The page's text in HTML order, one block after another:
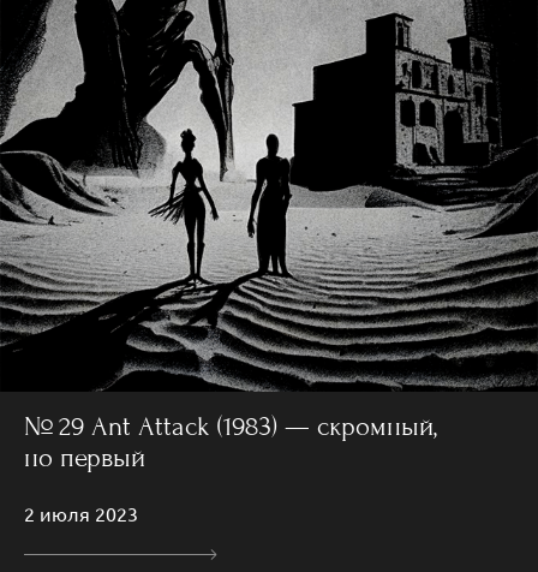
№ 29 Ant Attack (1983) — скромный,
но первый
2 июля 2023